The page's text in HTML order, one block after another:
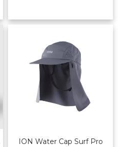
ION Water Cap Surf Pro